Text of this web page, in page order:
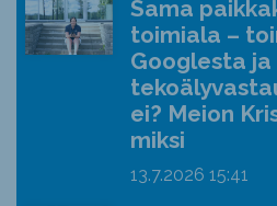
Sama
toimiala –
Googlesta ja
ei? Meion
miksi
13.7.2026 15:41